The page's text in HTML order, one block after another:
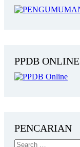
PPDB ONLINE
PENCARIAN